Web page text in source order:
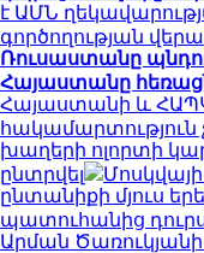
է ԱՄՆ
գործողության
Ռուսաստանը
Հայաստանը
Հայաստանի և
հակամարտություն
խաղերի ոլորտի
ընտրվել
ընտանիքի մյուս
պատուհանից դուրս
Արման